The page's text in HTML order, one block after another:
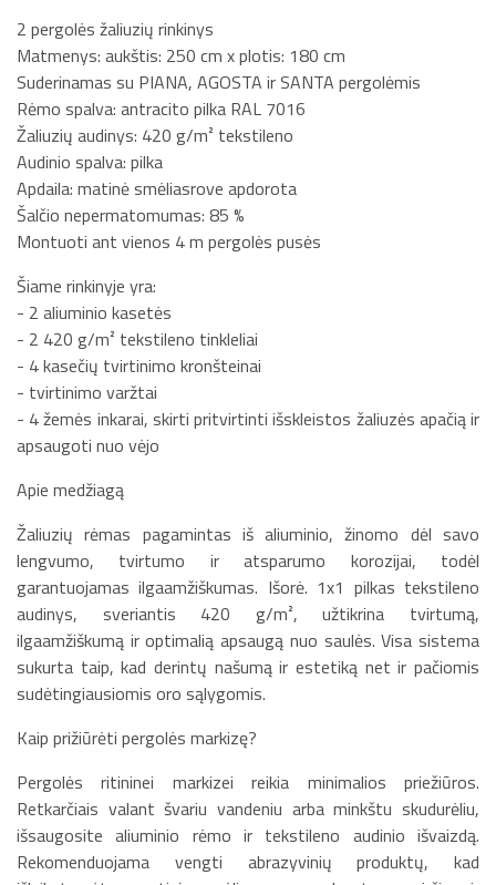
2 pergolės žaliuzių rinkinys
Matmenys: aukštis: 250 cm x plotis: 180 cm
Suderinamas su PIANA, AGOSTA ir SANTA pergolėmis
Rėmo spalva: antracito pilka RAL 7016
Žaliuzių audinys: 420 g/m² tekstileno
Audinio spalva: pilka
Apdaila: matinė smėliasrove apdorota
Šalčio nepermatomumas: 85 %
Montuoti ant vienos 4 m pergolės pusės
Šiame rinkinyje yra:
- 2 aliuminio kasetės
- 2 420 g/m² tekstileno tinkleliai
- 4 kasečių tvirtinimo kronšteinai
- tvirtinimo varžtai
- 4 žemės inkarai, skirti pritvirtinti išskleistos žaliuzės apačią ir
apsaugoti nuo vėjo
Apie medžiagą
Žaliuzių rėmas pagamintas iš aliuminio, žinomo dėl savo
lengvumo, tvirtumo ir atsparumo korozijai, todėl
garantuojamas ilgaamžiškumas. Išorė. 1x1 pilkas tekstileno
audinys, sveriantis 420 g/m², užtikrina tvirtumą,
ilgaamžiškumą ir optimalią apsaugą nuo saulės. Visa sistema
sukurta taip, kad derintų našumą ir estetiką net ir pačiomis
sudėtingiausiomis oro sąlygomis.
Kaip prižiūrėti pergolės markizę?
Pergolės ritininei markizei reikia minimalios priežiūros.
Retkarčiais valant švariu vandeniu arba minkštu skudurėliu,
išsaugosite aliuminio rėmo ir tekstileno audinio išvaizdą.
Rekomenduojama vengti abrazyvinių produktų, kad